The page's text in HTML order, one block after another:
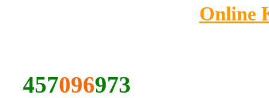
Online
457096973